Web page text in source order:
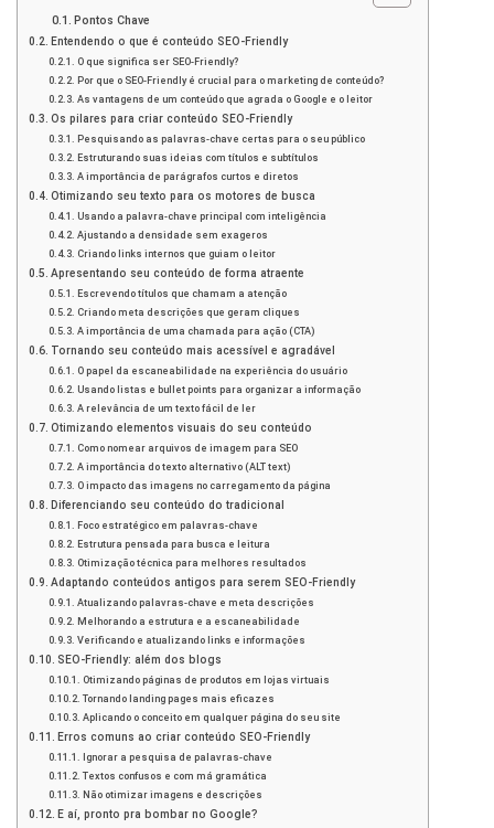
Pontos Chave
Entendendo o que é conteúdo SEO-Friendly
O que significa ser SEO-Friendly?
Por que o SEO-Friendly é crucial para o marketing de conteúdo?
As vantagens de um conteúdo que agrada o Google e o leitor
Os pilares para criar conteúdo SEO-Friendly
Pesquisando as palavras-chave certas para o seu público
Estruturando suas ideias com títulos e subtítulos
A importância de parágrafos curtos e diretos
Otimizando seu texto para os motores de busca
Usando a palavra-chave principal com inteligência
Ajustando a densidade sem exageros
Criando links internos que guiam o leitor
Apresentando seu conteúdo de forma atraente
Escrevendo títulos que chamam a atenção
Criando meta descrições que geram cliques
A importância de uma chamada para ação (CTA)
Tornando seu conteúdo mais acessível e agradável
O papel da escaneabilidade na experiência do usuário
Usando listas e bullet points para organizar a informação
A relevância de um texto fácil de ler
Otimizando elementos visuais do seu conteúdo
Como nomear arquivos de imagem para SEO
A importância do texto alternativo (ALT text)
O impacto das imagens no carregamento da página
Diferenciando seu conteúdo do tradicional
Foco estratégico em palavras-chave
Estrutura pensada para busca e leitura
Otimização técnica para melhores resultados
Adaptando conteúdos antigos para serem SEO-Friendly
Atualizando palavras-chave e meta descrições
Melhorando a estrutura e a escaneabilidade
Verificando e atualizando links e informações
SEO-Friendly: além dos blogs
Otimizando páginas de produtos em lojas virtuais
Tornando landing pages mais eficazes
Aplicando o conceito em qualquer página do seu site
Erros comuns ao criar conteúdo SEO-Friendly
Ignorar a pesquisa de palavras-chave
Textos confusos e com má gramática
Não otimizar imagens e descrições
E aí, pronto pra bombar no Google?